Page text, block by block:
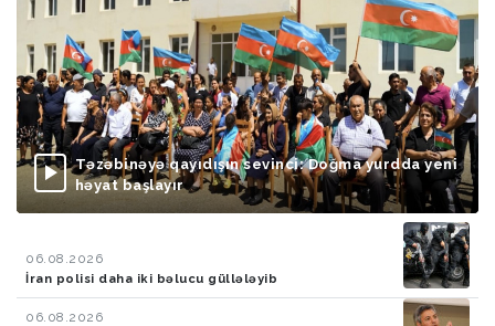
Təzəbinəyə qayıdışın sevinci: Doğma yurdda yeni
həyat başlayır
06.08.2026
İran polisi daha iki bəlucu güllələyib
06.08.2026